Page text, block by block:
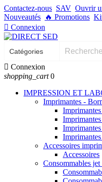
Contactez-nous SAV Ouvrir
Nouveautés
🔥 Promotions
 Connexion
 Connexion
shopping_cart 0
IMPRESSION ET
Imprimantes -
Accessoires
Accessoires
Consommables jet